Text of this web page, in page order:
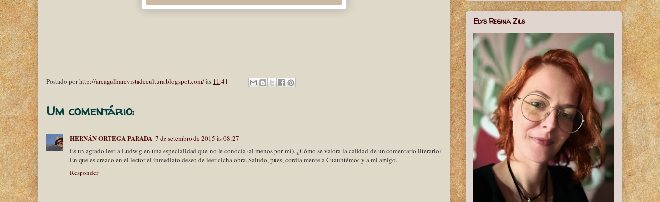
Postado porhttp://arcagulharevistadecultura.blogspot.com/às 11:41
Um comentário:
HERNÁN ORTEGA PARADA 7 de setembro de 2015 às 08:27
Es un agrado leer a Ludwig en una especialidad que no le conocía (al menos por mí). ¿Cómo se valora la calidad de un comentario literario?
En que es creado en el lector el inmediato deseo de leer dicha obra. Saludo, pues, cordialmente a Cuauhtémoc y a mi amigo.
Responder
Elys Regina Zils